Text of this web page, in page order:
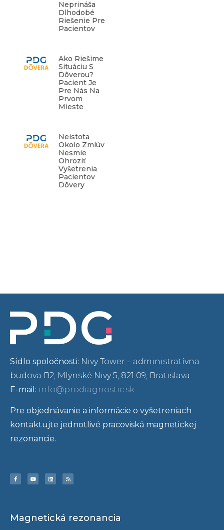
Neprináša
Dlhodobé
Riešenie Pre
Pacientov
Ako Riešime
Situáciu S
Dôverou?
Pacient Je
Pre Nás Na
Prvom
Mieste
Neistota
Okolo Zmlúv
Nesmie
Ohroziť
Vyšetrenia
Pacientov
Dôvery
Sídlo spoločnosti: Nivy Tower – administratívna
budova B2, Mlynské Nivy 5, 821 09, Bratislava
E-mail: info@prodiagnostic.sk
Pre objednávanie a informácie o vyšetreniach
kontaktujte jednotlivé pracoviská magnetickej
rezonancie.
Magnetická rezonancia